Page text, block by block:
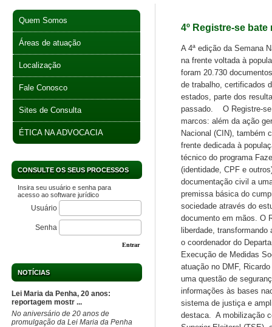
Quem Somos
Áreas de atuação
Localização
Fale Conosco
Sites de Consulta
ÉTICA NA ADVOCACIA
CONSULTE OS SEUS PROCESSOS
Insira seu usuário e senha para
acesso ao software jurídico
Usuário
Senha
Entrar
NOTÍCIAS
Lei Maria da Penha, 20 anos:
reportagem mostr ...
No aniversário de 20 anos de
promulgação da Lei Maria da Penha
4º Registre-se
A 4ª edição da Semana
na frente voltada à
foram 20.730
de trabalho, certificados
estados, parte dos
passado. O Registre-se
marcos: além da ação
Nacional (CIN), também
frente dedicada à
técnico do programa
(identidade, CPF e
documentação civil a
premissa básica do
sociedade através do
documento em mãos. O
liberdade,
o coordenador do
Execução de Medidas
atuação no DMF,
uma questão de
informações às bases
sistema de justiça e
destaca. A mobilização